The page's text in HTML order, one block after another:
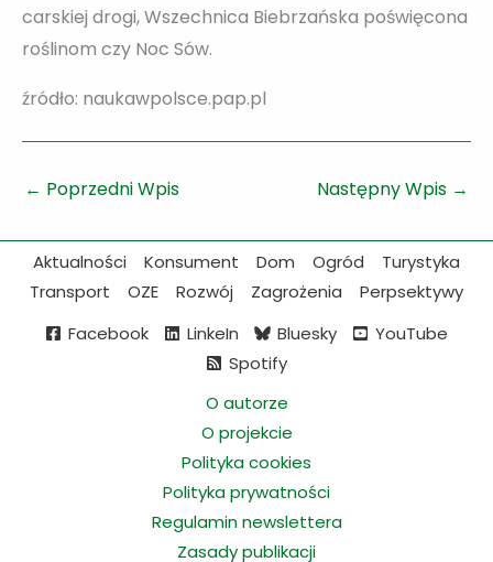
carskiej drogi, Wszechnica Biebrzańska poświęcona
roślinom czy Noc Sów.
źródło: naukawpolsce.pap.pl
← Poprzedni Wpis Następny Wpis →
Aktualności Konsument Dom Ogród
Turystyka
Transport
OZE Rozwój Zagrożenia
Perpsektywy
Facebook
LinkeIn Bluesky
YouTube
Spotify
O autorze
O projekcie
Polityka cookies
Polityka prywatności
Regulamin newslettera
Zasady publikacji